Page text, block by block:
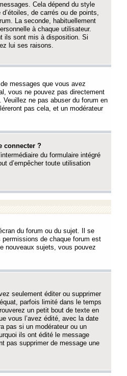
Cela dépend du style
de carrés ou de points,
La seconde, habituellement
à chaque utilisateur.
ils sont mis à disposition. Si
lui ses raisons.
messages que vous avez
vous ne pouvez pas directement
ne pas abuser du forum en
pas cela, et un modérateur
connecter ?
du formulaire intégré
d’empêcher toute utilisation
du forum ou du sujet. Il se
de chaque forum est
nouveaux sujets, vous pouvez
seulement éditer ou supprimer
parfois limité dans le temps
un petit bout de texte en
vous l’avez édité, avec la date
pas si un modérateur ou un
ils ont édité le message
pas supprimer de message une